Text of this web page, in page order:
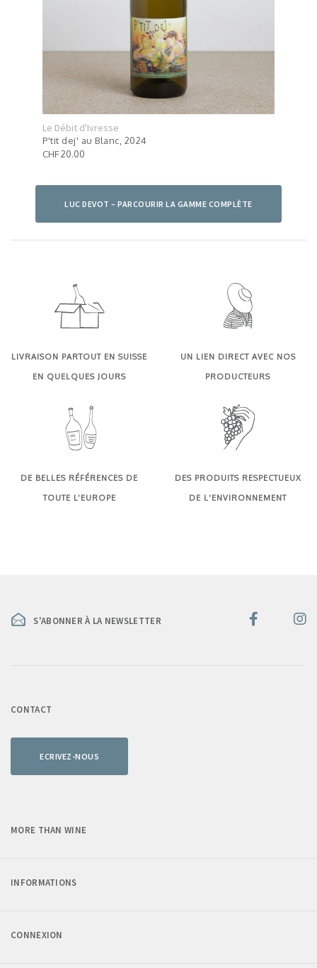
Le Débit d'Ivresse
P'tit dej' au Blanc, 2024
CHF 20.00
LUC DEVOT – PARCOURIR LA GAMME COMPLÈTE
LIVRAISON PARTOUT EN SUISSE
EN QUELQUES JOURS
UN LIEN DIRECT AVEC NOS
PRODUCTEURS
DE BELLES RÉFÉRENCES DE
TOUTE L’EUROPE
DES PRODUITS RESPECTUEUX
DE L'ENVIRONNEMENT
S'ABONNER À LA NEWSLETTER
CONTACT
ECRIVEZ-NOUS
MORE THAN WINE
INFORMATIONS
CONNEXION